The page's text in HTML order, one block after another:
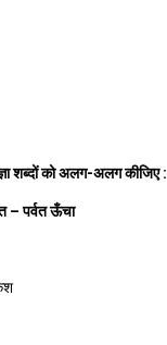
शब्दों को अलग-अलग कीजिए :
– पर्वत ऊँचा